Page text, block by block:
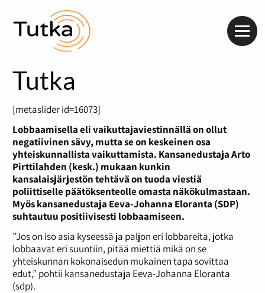
Tutka
[metaslider id=16073]
Lobbaamisella eli vaikuttajaviestinnällä on ollut
negatiivinen sävy, mutta se on keskeinen osa
yhteiskunnallista vaikuttamista. Kansanedustaja Arto
Pirttilahden (kesk.) mukaan kunkin
kansalaisjärjestön tehtävä on tuoda viestiä
poliittiselle päätöksenteolle omasta näkökulmastaan.
Myös kansanedustaja Eeva-Johanna Eloranta (SDP)
suhtautuu positiivisesti lobbaamiseen.
”Jos on iso asia kyseessä ja paljon eri lobbareita, jotka
lobbaavat eri suuntiin, pitää miettiä mikä on se
yhteiskunnan kokonaisedun mukainen tapa sovittaa
edut,” pohtii kansanedustaja Eeva-Johanna Eloranta
(sdp).